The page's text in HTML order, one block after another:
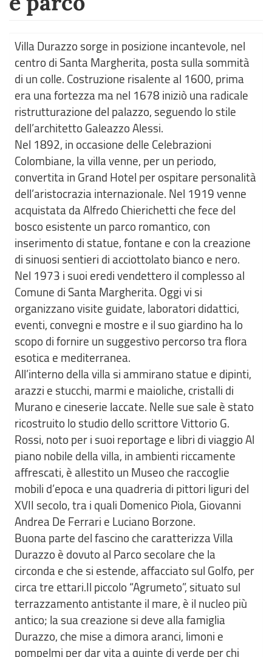
Villa Durazzo sorge in posizione incantevole, nel
centro di Santa Margherita, posta sulla sommità
di un colle. Costruzione risalente al 1600, prima
era una fortezza ma nel 1678 iniziò una radicale
ristrutturazione del palazzo, seguendo lo stile
dell’architetto Galeazzo Alessi.
Nel 1892, in occasione delle Celebrazioni
Colombiane, la villa venne, per un periodo,
convertita in Grand Hotel per ospitare personalità
dell’aristocrazia internazionale. Nel 1919 venne
acquistata da Alfredo Chierichetti che fece del
bosco esistente un parco romantico, con
inserimento di statue, fontane e con la creazione
di sinuosi sentieri di acciottolato bianco e nero.
Nel 1973 i suoi eredi vendettero il complesso al
Comune di Santa Margherita. Oggi vi si
organizzano visite guidate, laboratori didattici,
eventi, convegni e mostre e il suo giardino ha lo
scopo di fornire un suggestivo percorso tra flora
esotica e mediterranea.
All’interno della villa si ammirano statue e dipinti,
arazzi e stucchi, marmi e maioliche, cristalli di
Murano e cineserie laccate. Nelle sue sale è stato
ricostruito lo studio dello scrittore Vittorio G.
Rossi, noto per i suoi reportage e libri di viaggio Al
piano nobile della villa, in ambienti riccamente
affrescati, è allestito un Museo che raccoglie
mobili d’epoca e una quadreria di pittori liguri del
XVII secolo, tra i quali Domenico Piola, Giovanni
Andrea De Ferrari e Luciano Borzone.
Buona parte del fascino che caratterizza Villa
Durazzo è dovuto al Parco secolare che la
circonda e che si estende, affacciato sul Golfo, per
circa tre ettari.Il piccolo “Agrumeto”, situato sul
terrazzamento antistante il mare, è il nucleo più
antico; la sua creazione si deve alla famiglia
Durazzo, che mise a dimora aranci, limoni e
pompelmi per dar vita a quinte di verde per chi